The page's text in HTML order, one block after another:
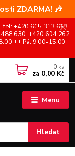
ZDARMA! 🎶
tel: +420 605 333 663
630, +420 604 262
++ Pá: 9.00-15.00
Menu
Hledat
0 ks
za 0,00 Kč